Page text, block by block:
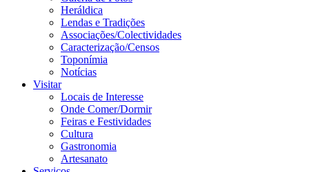
Heráldica
Lendas e Tradições
Associações/Colectividades
Caracterização/Censos
Toponímia
Notícias
Visitar
Locais de Interesse
Onde Comer/Dormir
Feiras e Festividades
Cultura
Gastronomia
Artesanato